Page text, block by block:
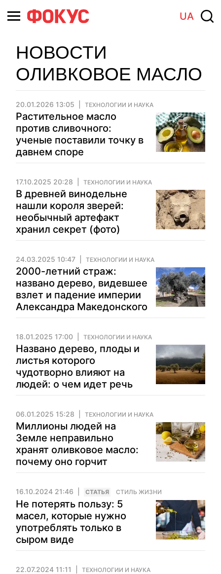
UA
НОВОСТИ
ОЛИВКОВОЕ МАСЛО
20.01.2026 13:05 ТЕХНОЛОГИИ И НАУКА
Растительное масло
против сливочного:
ученые поставили точку в
давнем споре
17.10.2025 20:28 ТЕХНОЛОГИИ И НАУКА
В древней винодельне
нашли короля зверей:
необычный артефакт
хранил секрет (фото)
24.03.2025 10:47 ТЕХНОЛОГИИ И НАУКА
2000-летний страж:
названо дерево, видевшее
взлет и падение империи
Александра Македонского
18.01.2025 17:00 ТЕХНОЛОГИИ И НАУКА
Названо дерево, плоды и
листья которого
чудотворно влияют на
людей: о чем идет речь
06.01.2025 15:28 ТЕХНОЛОГИИ И НАУКА
Миллионы людей на
Земле неправильно
хранят оливковое масло:
почему оно горчит
16.10.2024 21:46 CТАТЬЯ СТИЛЬ ЖИЗНИ
Не потерять пользу: 5
масел, которые нужно
употреблять только в
сыром виде
22.07.2024 11:11 ТЕХНОЛОГИИ И НАУКА